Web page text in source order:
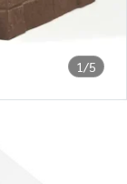
1/5